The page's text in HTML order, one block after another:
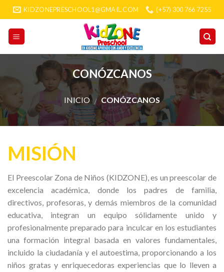
Skip
to
content
KIDZONEPRESCHOOL1@GMAIL.COM (+57) 300 766 7255
CONÓZCANOS
INICIO / CONÓZCANOS
MISIÓN
El Preescolar Zona de Niños (KIDZONE), es un preescolar de
excelencia académica, donde los padres de familia,
directivos, profesoras, y demás miembros de la comunidad
educativa, integran un equipo sólidamente unido y
profesionalmente preparado para inculcar en los estudiantes
una formación integral basada en valores fundamentales,
incluido la ciudadanía y el autoestima, proporcionando a los
niños gratas y enriquecedoras experiencias que lo lleven a